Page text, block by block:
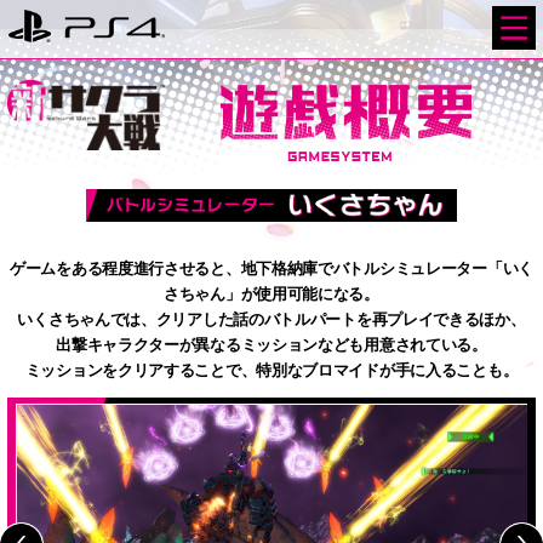
ゲームをある程度進行させると、地下格納庫でバトルシミュレーター「いく
さちゃん」が使用可能になる。
いくさちゃんでは、クリアした話のバトルパートを再プレイできるほか、
出撃キャラクターが異なるミッションなども用意されている。
ミッションをクリアすることで、特別なブロマイドが手に入ることも。